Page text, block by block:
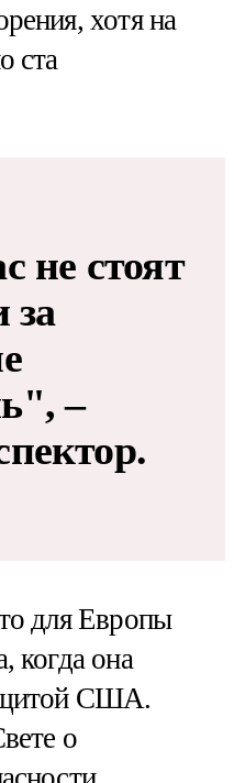
хотя на
ста
не стоят
за
–
для Европы
когда она
США.
о